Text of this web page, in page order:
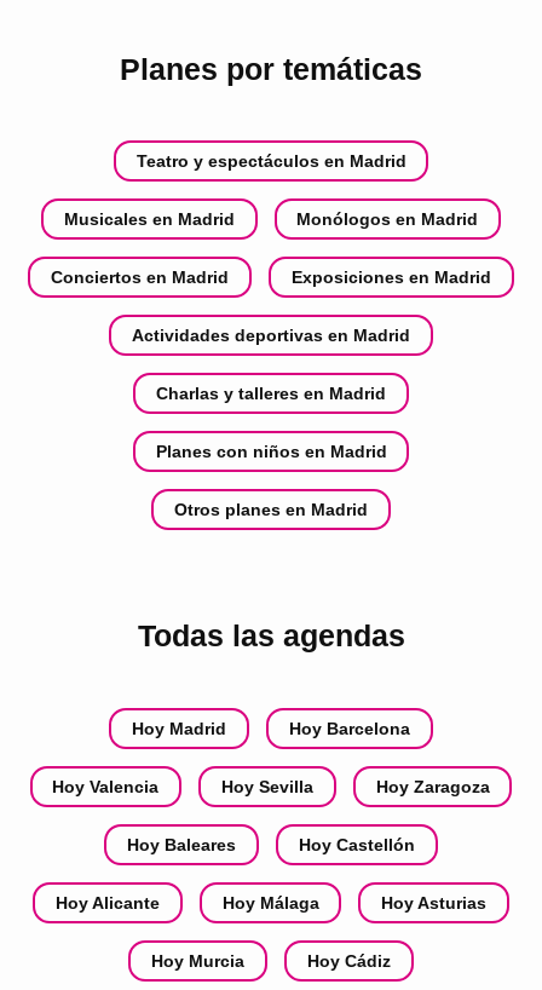
Planes por temáticas
Teatro y espectáculos en Madrid
Musicales en Madrid Monólogos en Madrid
Conciertos en Madrid Exposiciones en Madrid
Actividades deportivas en Madrid
Charlas y talleres en Madrid
Planes con niños en Madrid
Otros planes en Madrid
Todas las agendas
Hoy Madrid Hoy Barcelona
Hoy Valencia Hoy Sevilla Hoy Zaragoza
Hoy Baleares Hoy Castellón
Hoy Alicante Hoy Málaga Hoy Asturias
Hoy Murcia Hoy Cádiz